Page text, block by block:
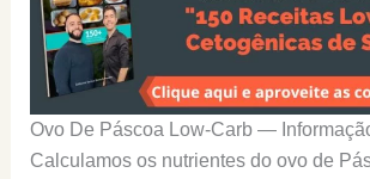
Ovo De Páscoa Low-Carb —
Calculamos os nutrientes do ovo de